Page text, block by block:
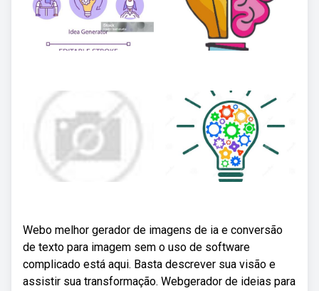
Webo melhor gerador de imagens de ia e conversão
de texto para imagem sem o uso de software
complicado está aqui. Basta descrever sua visão e
assistir sua transformação. Webgerador de ideias para